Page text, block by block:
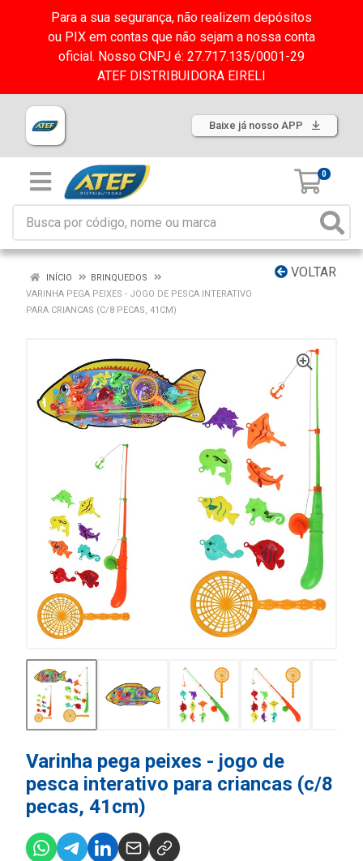
Para a sua segurança, não realizem depósitos
ou PIX em contas que não sejam a nossa conta
oficial. Nosso CNPJ é: 27.717.135/0001-29
ATEF DISTRIBUIDORA EIRELI
Baixe já nosso APP
0
VOLTAR
INÍCIO
BRINQUEDOS
VARINHA PEGA PEIXES - JOGO DE PESCA INTERATIVO
PARA CRIANCAS (C/8 PECAS, 41CM)
Varinha pega peixes - jogo de
pesca interativo para criancas (c/8
pecas, 41cm)